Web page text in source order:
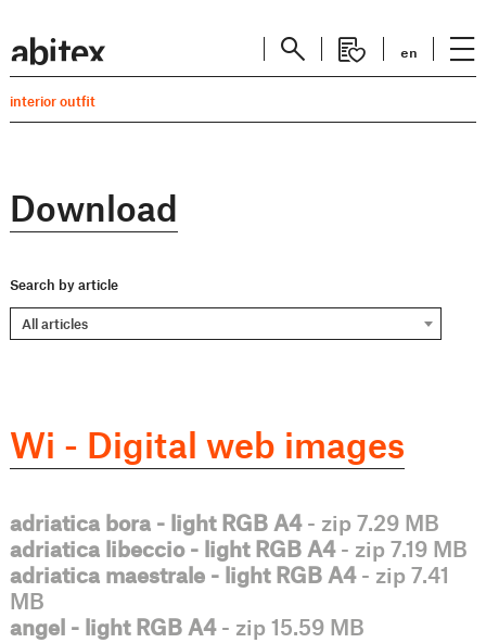
en
interior outfit
Download
Search by article
All articles
Wi - Digital web images
adriatica bora - light RGB A4- zip 7.29 MB
adriatica libeccio - light RGB A4- zip 7.19 MB
adriatica maestrale - light RGB A4- zip 7.41
MB
angel - light RGB A4- zip 15.59 MB